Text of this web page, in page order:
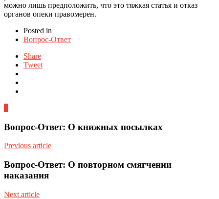
можно лишь предположить, что это тяжкая статья и отказ
органов опеки правомерен.
Posted in
Вопрос-Ответ
Share
Tweet
Вопрос-Ответ: О книжных посылках
Previous article
Вопрос-Ответ: О повторном смягчении
наказания
Next article